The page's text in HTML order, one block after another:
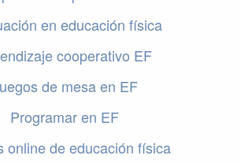
en educación física
cooperativo EF
de mesa en EF
Programar en EF
online de educación física